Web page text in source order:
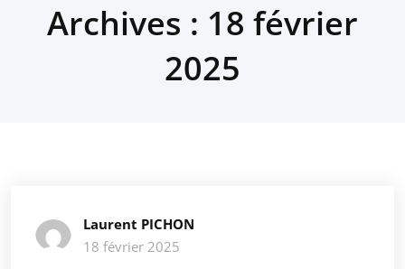
Archives : 18 février
2025
Laurent PICHON
18 février 2025